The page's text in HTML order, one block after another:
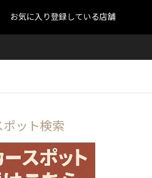
お気に入り登録している店舗
ット検索